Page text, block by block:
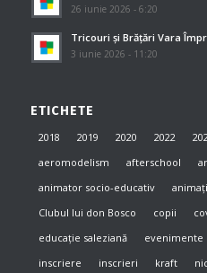
26 iunie 2026 - 6:20
Tricouri și Brățări Vara
3 iunie 2026 - 11:20
ETICHETE
2018 2019 2020 2022
aeromodelism
afterschool
animator socio-educativ
Clubul lui don Bosco
copii
educație saleziană
evenimente
inscriere
inscrieri kraft